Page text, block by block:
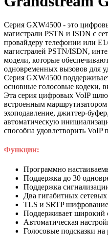
Серия GXW4500 - это
магистрали PSTN и ISDN с
провайдеру телефонии или
магистралей PSTN/ISDN,
модели, которые
одновременных вызовов для
Серия GXW4500
основные голосовые кодеки,
Эта серия цифровых VoIP
встроенным
эхоподавление, джиттер-
автоматическую
способна удовлетворить
Функции:
Программно
Поддержка до 30
Поддержка
Два гигабитных
TLS и SRTP
Поддерживает широкий
Автоматическая
Голосовые подсказки